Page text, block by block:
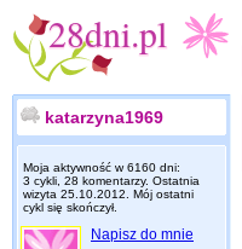
katarzyna1969
Moja aktywność w 6160 dni:
3 cykli, 28 komentarzy. Ostatnia
wizyta 25.10.2012 . Mój ostatni
cykl się skończył.
Napisz do mnie